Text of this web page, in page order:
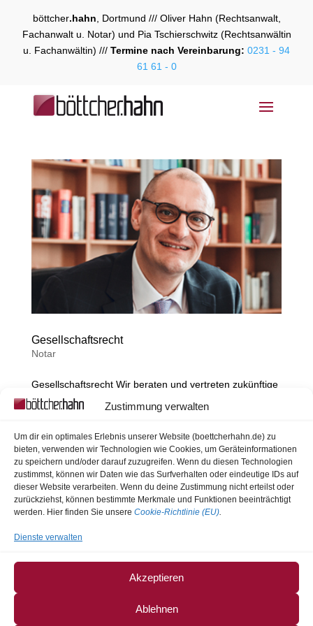
Zustimmung verwalten
Um dir ein optimales Erlebnis unserer Website (boettcherhahn.de) zu
bieten, verwenden wir Technologien wie Cookies, um Geräteinformationen
zu speichern und/oder darauf zuzugreifen. Wenn du diesen Technologien
zustimmst, können wir Daten wie das Surfverhalten oder eindeutige IDs auf
dieser Website verarbeiten. Wenn du deine Zustimmung nicht erteilst oder
zurückziehst, können bestimmte Merkmale und Funktionen beeinträchtigt
werden. Hier finden Sie unsere Cookie-Richtlinie (EU).
Dienste verwalten
Akzeptieren
Ablehnen
böttcher.hahn , Dortmund /// Oliver Hahn (Rechtsanwalt,
Fachanwalt u. Notar) und Pia Tschierschwitz (Rechtsanwältin
u. Fachanwältin) /// Termine nach Vereinbarung: 0231 - 94
61 61 - 0
Gesellschaftsrecht
Notar
Gesellschaftsrecht Wir beraten und vertreten zukünftige
Gesellschafter bis zur Gründung einer Gesellschaft und
Dauer einer Gesellschaft bis hin zur Auflösung. Unsere
notarielle Begleitung stellen wir sowohl...
Bundesgerichtshof bestätigt Verurteilung eines Mitglieds
einer schiitischen Miliz wegen mehrerer Verbrechen im
Vorwurf der Rechtsbeugung frei
Neuer Richter am Bundesgerichtshof
Richter am Bundesgerichtshof Dr. Günter im Ruhestand